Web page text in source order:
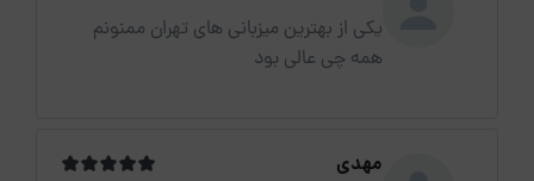
یکی از بهترین میزبانی های تهران ممنونم
همه چی عالی بود
مهدی